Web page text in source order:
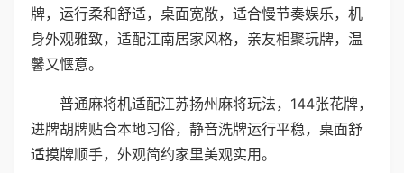
牌，运行柔和舒适，桌面宽敞，适合慢节奏娱乐，机
身外观雅致，适配江南居家风格，亲友相聚玩牌，温
馨又惬意。
普通麻将机适配江苏扬州麻将玩法，144张花牌，
进牌胡牌贴合本地习俗，静音洗牌运行平稳，桌面舒
适摸牌顺手，外观简约家里美观实用。